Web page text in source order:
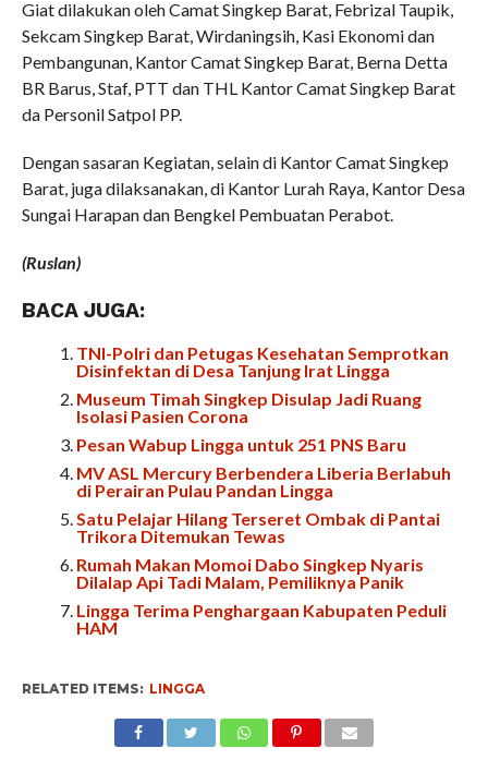
Giat dilakukan oleh Camat Singkep Barat, Febrizal Taupik,
Sekcam Singkep Barat, Wirdaningsih, Kasi Ekonomi dan
Pembangunan, Kantor Camat Singkep Barat, Berna Detta
BR Barus, Staf, PTT dan THL Kantor Camat Singkep Barat
da Personil Satpol PP.
Dengan sasaran Kegiatan, selain di Kantor Camat Singkep
Barat, juga dilaksanakan, di Kantor Lurah Raya, Kantor Desa
Sungai Harapan dan Bengkel Pembuatan Perabot.
(Ruslan)
BACA JUGA:
TNI-Polri dan Petugas Kesehatan Semprotkan
Disinfektan di Desa Tanjung Irat Lingga
Museum Timah Singkep Disulap Jadi Ruang
Isolasi Pasien Corona
Pesan Wabup Lingga untuk 251 PNS Baru
MV ASL Mercury Berbendera Liberia Berlabuh
di Perairan Pulau Pandan Lingga
Satu Pelajar Hilang Terseret Ombak di Pantai
Trikora Ditemukan Tewas
Rumah Makan Momoi Dabo Singkep Nyaris
Dilalap Api Tadi Malam, Pemiliknya Panik
Lingga Terima Penghargaan Kabupaten Peduli
HAM
RELATED ITEMS: LINGGA